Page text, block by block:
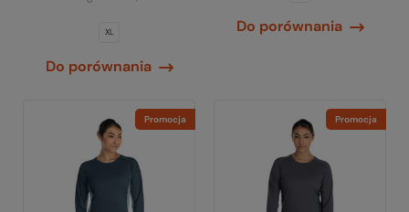
XL
Do porównania
Do porównania
Promocja Promocja